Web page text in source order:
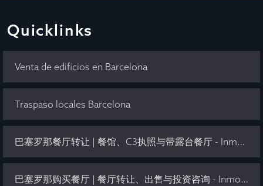
Quicklinks
Venta de edificios en Barcelona
Traspaso locales Barcelona
巴塞罗那餐厅转让 | 餐馆、C3执照与带露台餐厅 - Inmo Olaya
巴塞罗那购买餐厅 | 餐厅转让、出售与投资咨询 - Inmo Olaya